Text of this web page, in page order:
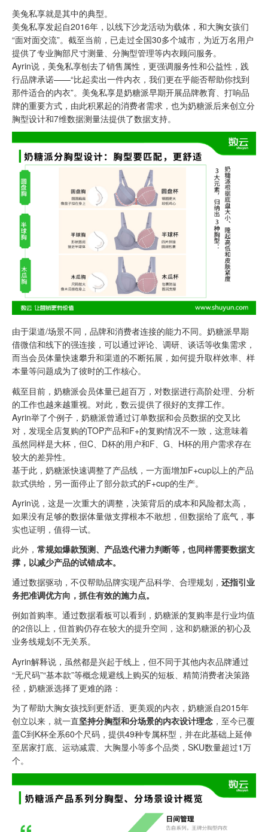
美兔私享就是其中的典型。
美兔私享发起自2016年，以线下沙龙活动为载体，和大胸女孩们
“面对面交流”。截至当前，已走过全国30多个城市，为近万名用户
提供了专业胸部尺寸测量、分胸型管理等内衣顾问服务。
Ayrin说，美兔私享刨去了销售属性，更强调服务性和公益性，践
行品牌承诺——“比起卖出一件内衣，我们更在乎能否帮助你找到
那件适合的内衣”。美兔私享是奶糖派早期开展品牌教育、打响品
牌的重要方式，由此积累起的消费者需求，也为奶糖派后来创立分
胸型设计和7维数据测量法提供了数据支持。
由于渠道/场景不同，品牌和消费者连接的能力不同。奶糖派早期
借微信和线下的强连接，可以通过评论、调研、谈话等收集需求，
而当会员体量快速攀升和渠道的不断拓展，如何提升取样效率、样
本量等问题成为了彼时的工作核心。
截至目前，奶糖派会员体量已超百万，对数据进行高阶处理、分析
的工作也越来越重视。对此，数云提供了很好的支撑工作。
Ayrin举了个例子，奶糖派曾通过订单数据和会员数据的交叉比
对，发现全店复购的TOP产品和F+的复购情况不一致，这意味着
虽然同样是大杯，但C、D杯的用户和F、G、H杯的用户需求存在
较大的差异性。
基于此，奶糖派快速调整了产品线，一方面增加F+cup以上的产品
款式供给，另一面停止了部分款式的F+cup的生产。
Ayrin说，这是一次重大的调整，决策背后的成本和风险都太高，
如果没有足够的数据体量做支撑根本不敢想，但数据给了底气，事
实也证明，值得一试。
此外， 常规如爆款预测、产品迭代潜力判断等，也同样需要数据支
撑，以减少产品的试错成本。
通过数据驱动，不仅帮助品牌实现产品科学、合理规划， 还指引业
务把准调优方向，抓住有效的施力点。
例如首购率。通过数据看板可以看到，奶糖派的复购率是行业均值
的2倍以上，但首购仍存在较大的提升空间，这和奶糖派的初心及
业务线规划不无关系。
Ayrin解释说，虽然都是兴起于线上，但不同于其他内衣品牌通过
“无尺码”“基本款”等概念规避线上购买的短板、精简消费者决策路
径，奶糖派选择了更难的路：
为了帮助大胸女孩找到更舒适、更美观的内衣，奶糖派自2015年
创立以来，就一直坚持分胸型和分场景的内衣设计理念 ，至今已覆
盖C到K杯全系60个尺码，提供49种专属杯型，并在此基础上延伸
至居家打底、运动减震、大胸显小等多个品类，SKU数量超过1万
个。